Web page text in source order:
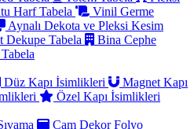
Harf Tabela
Vinil Germe
Aynalı Dekota ve Pleksi Kesim
Tabela
Bina Cephe
Düz Kapı İsimlikleri
Magnet Kapı
Özel Kapı İsimlikleri
Cam Dekor Folyo